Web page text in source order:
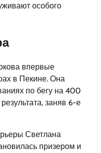
особого
впервые
в Пекине. Она
по бегу на 400
заняв 6-е
Светлана
призером и